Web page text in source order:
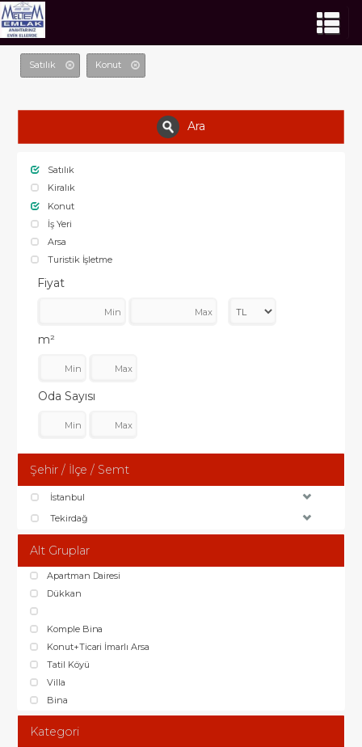
Satılık Konut
Ara
Satılık
Kiralık
Konut
İş Yeri
Arsa
Turistik İşletme
Fiyat
m²
Oda Sayısı
Şehir / İlçe / Semt
İstanbul
Tekirdağ
Alt Gruplar
Apartman Dairesi
Dükkan
Komple Bina
Konut+Ticari İmarlı Arsa
Tatil Köyü
Villa
Bina
Kategori